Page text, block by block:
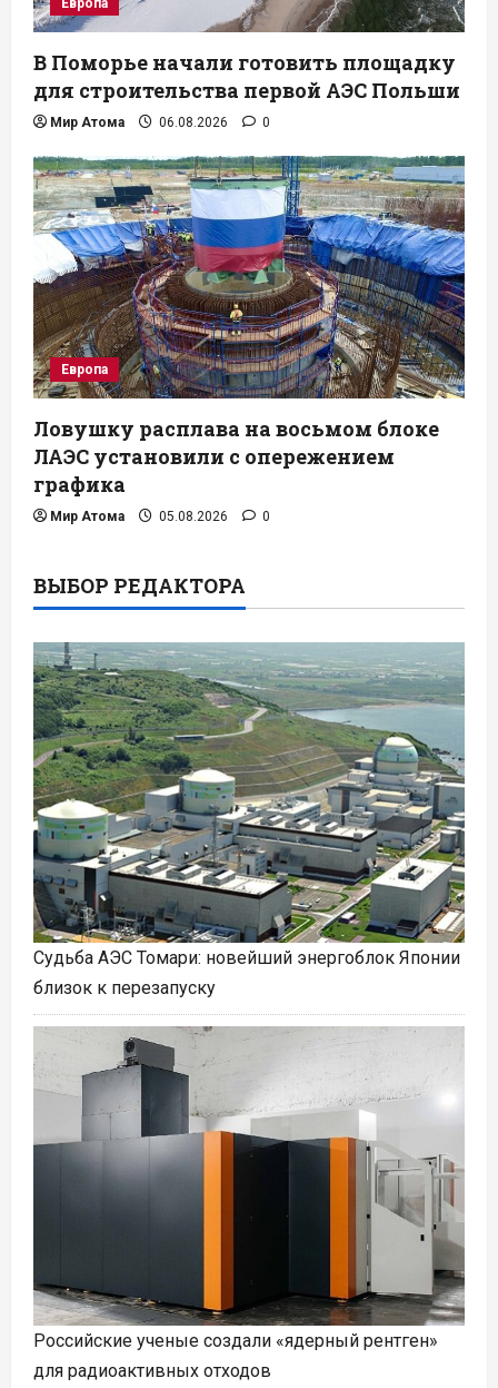
Европа
В Поморье начали готовить площадку
для строительства первой АЭС Польши
Мир Атома 06.08.2026 0
Европа
Ловушку расплава на восьмом блоке
ЛАЭС установили с опережением
графика
Мир Атома 05.08.2026 0
ВЫБОР РЕДАКТОРА
Судьба АЭС Томари: новейший энергоблок Японии
близок к перезапуску
Российские ученые создали «ядерный рентген»
для радиоактивных отходов